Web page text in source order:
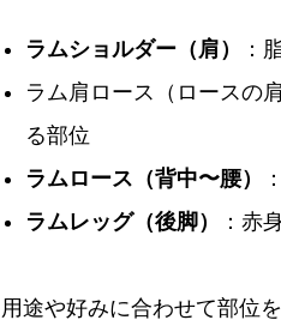
ラムショルダー（肩）
：
ラム肩ロース（ロースの
る部位
ラムロース（背中〜腰）
ラムレッグ（後脚）
：赤
用途や好みに合わせて部位